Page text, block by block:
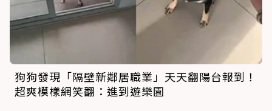
狗狗發現「隔壁新鄰居職業」天天翻陽台報到！
超爽模樣網笑翻：進到遊樂園